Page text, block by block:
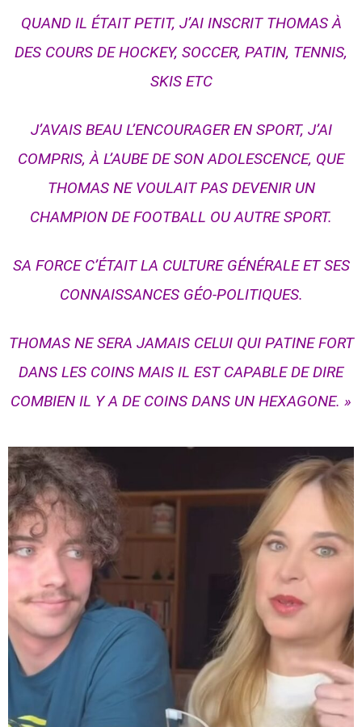
QUAND IL ÉTAIT PETIT, J’AI INSCRIT THOMAS À
DES COURS DE HOCKEY, SOCCER, PATIN, TENNIS,
SKIS ETC
J’AVAIS BEAU L’ENCOURAGER EN SPORT, J’AI
COMPRIS, À L’AUBE DE SON ADOLESCENCE, QUE
THOMAS NE VOULAIT PAS DEVENIR UN
CHAMPION DE FOOTBALL OU AUTRE SPORT.
SA FORCE C’ÉTAIT LA CULTURE GÉNÉRALE ET SES
CONNAISSANCES GÉO-POLITIQUES.
THOMAS NE SERA JAMAIS CELUI QUI PATINE FORT
DANS LES COINS MAIS IL EST CAPABLE DE DIRE
COMBIEN IL Y A DE COINS DANS UN HEXAGONE. »